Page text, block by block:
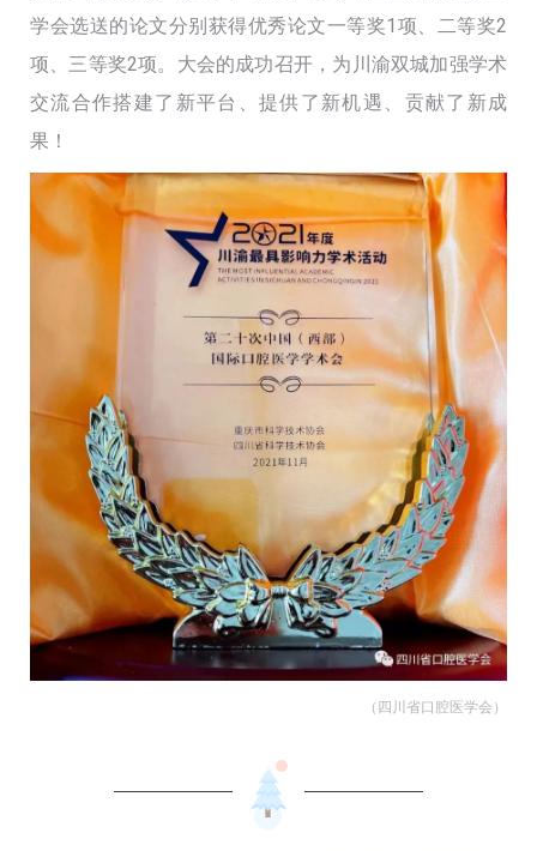
学会选送的论文分别获得优秀论文一等奖1项、二等奖2
项、三等奖2项。大会的成功召开，为川渝双城加强学术
交流合作搭建了新平台、提供了新机遇、贡献了新成
果！
（四川省口腔医学会）